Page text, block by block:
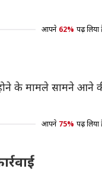
आपने 62% पढ़ लिया
के मामले सामने
आपने 75% पढ़ लिया